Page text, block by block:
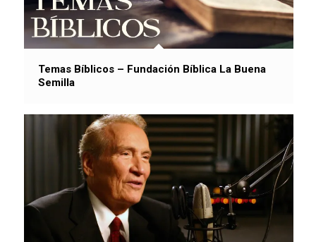
Temas Bíblicos – Fundación Bíblica La Buena
Semilla